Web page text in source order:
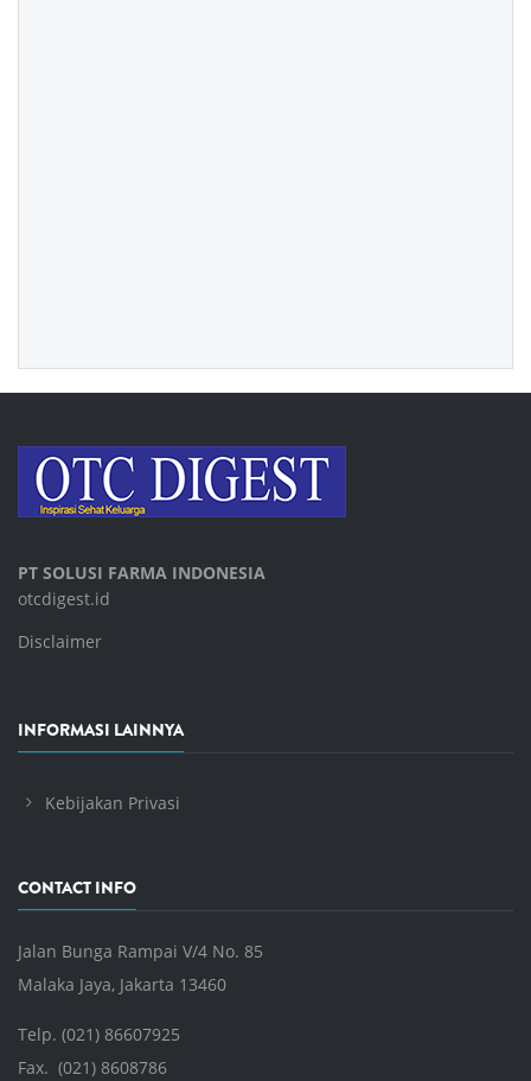
PT SOLUSI FARMA INDONESIA
otcdigest.id
Disclaimer
INFORMASI LAINNYA
Kebijakan Privasi
CONTACT INFO
Jalan Bunga Rampai V/4 No. 85
Malaka Jaya, Jakarta 13460
Telp. (021) 86607925
Fax. (021) 8608786